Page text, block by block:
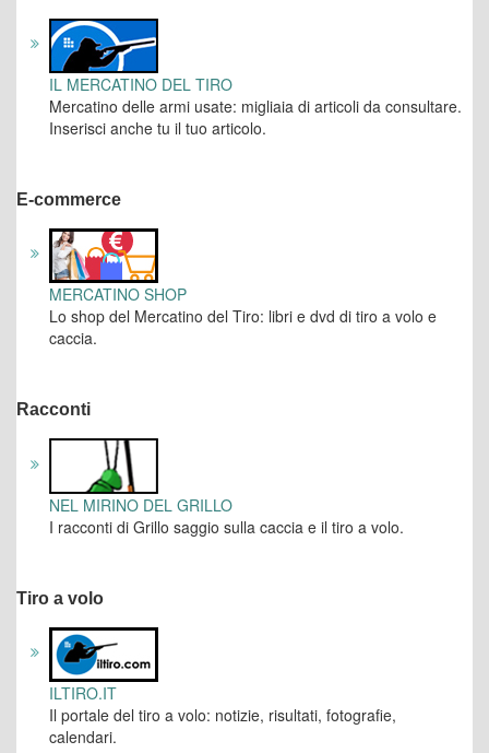
IL MERCATINO DEL TIRO
Mercatino delle armi usate: migliaia di articoli da consultare.
Inserisci anche tu il tuo articolo.
E-commerce
MERCATINO SHOP
Lo shop del Mercatino del Tiro: libri e dvd di tiro a volo e
caccia.
Racconti
NEL MIRINO DEL GRILLO
I racconti di Grillo saggio sulla caccia e il tiro a volo.
Tiro a volo
ILTIRO.IT
Il portale del tiro a volo: notizie, risultati, fotografie,
calendari.